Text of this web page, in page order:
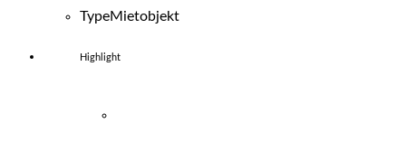
TypeMietobjekt
Highlight